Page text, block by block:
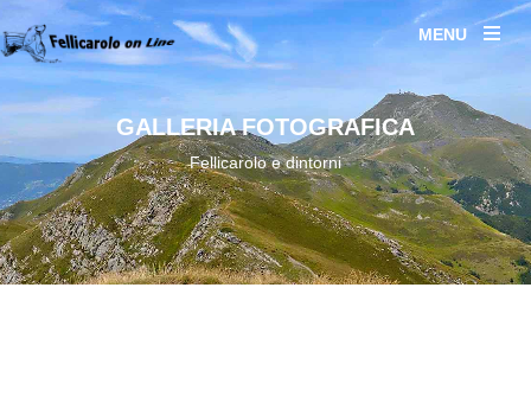
MENU
GALLERIA FOTOGRAFICA
Fellicarolo e dintorni